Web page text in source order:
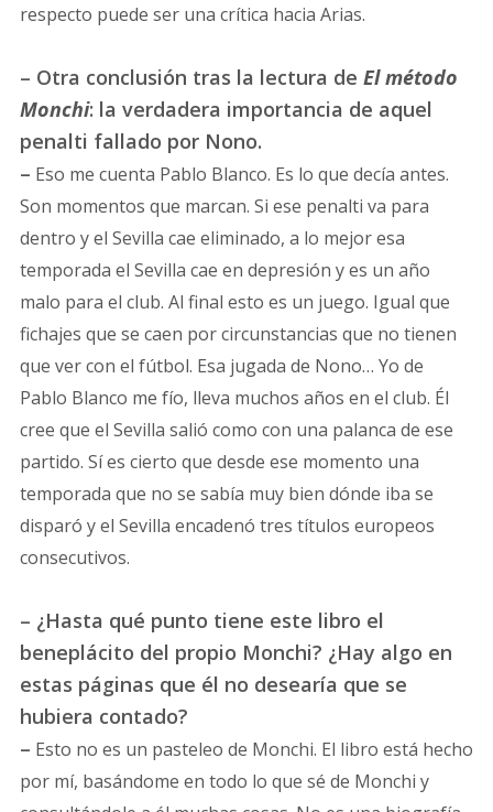
respecto puede ser una crítica hacia Arias.
– Otra conclusión tras la lectura de El método
Monchi: la verdadera importancia de aquel
penalti fallado por Nono.
– Eso me cuenta Pablo Blanco. Es lo que decía antes.
Son momentos que marcan. Si ese penalti va para
dentro y el Sevilla cae eliminado, a lo mejor esa
temporada el Sevilla cae en depresión y es un año
malo para el club. Al final esto es un juego. Igual que
fichajes que se caen por circunstancias que no tienen
que ver con el fútbol. Esa jugada de Nono… Yo de
Pablo Blanco me fío, lleva muchos años en el club. Él
cree que el Sevilla salió como con una palanca de ese
partido. Sí es cierto que desde ese momento una
temporada que no se sabía muy bien dónde iba se
disparó y el Sevilla encadenó tres títulos europeos
consecutivos.
– ¿Hasta qué punto tiene este libro el
beneplácito del propio Monchi? ¿Hay algo en
estas páginas que él no desearía que se
hubiera contado?
– Esto no es un pasteleo de Monchi. El libro está hecho
por mí, basándome en todo lo que sé de Monchi y